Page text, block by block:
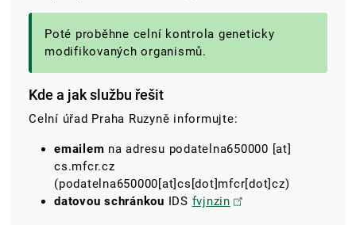
Poté proběhne celní kontrola geneticky
modifikovaných organismů.
Kde a jak službu řešit
Celní úřad Praha Ruzyně informujte:
emailem na adresu podatelna650000 [at]
cs.mfcr.cz
(podatelna650000[at]cs[dot]mfcr[dot]cz)
datovou schránkou IDS fvjnzin